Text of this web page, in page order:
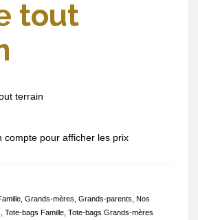
tout
terrain
compte pour afficher les prix
Grands-mères Grands-parents Nos
Tote-bags Famille Tote-bags Grands-mères